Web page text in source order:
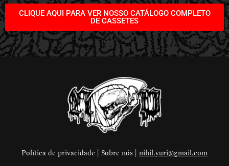
CLIQUE AQUI PARA VER NOSSO CATÁLOGO COMPLETO
DE CASSETES
Política de privacidade | Sobre nós | nihil.yuri@gmail.com